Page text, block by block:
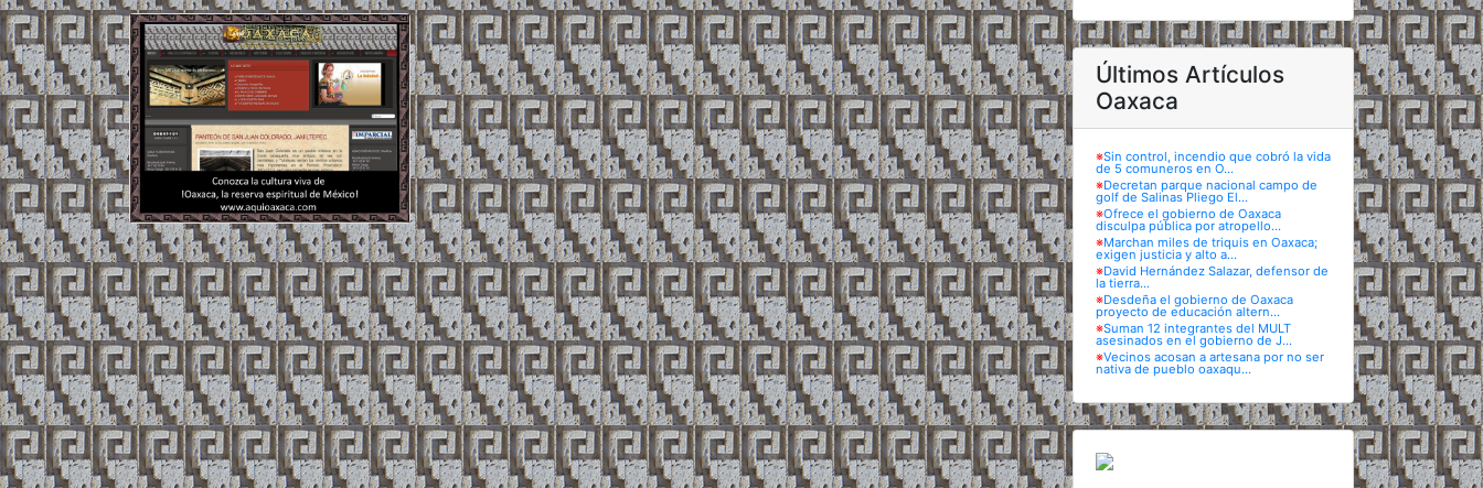
Últimos Artículos
Oaxaca
※Sin control, incendio que cobró la vida
de 5 comuneros en O...
※Decretan parque nacional campo de
golf de Salinas Pliego El...
※Ofrece el gobierno de Oaxaca
disculpa pública por atropello...
※Marchan miles de triquis en Oaxaca;
exigen justicia y alto a...
※David Hernández Salazar, defensor de
la tierra...
※Desdeña el gobierno de Oaxaca
proyecto de educación altern...
※Suman 12 integrantes del MULT
asesinados en el gobierno de J...
※Vecinos acosan a artesana por no ser
nativa de pueblo oaxaqu...